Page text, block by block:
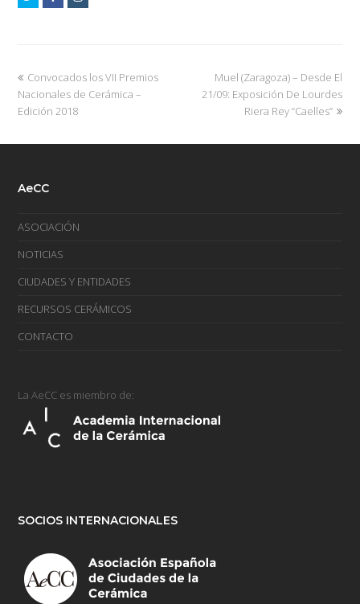
Convocados los VII Premios
Nacionales de Cerámica –
Edición 2018
Muel (Zaragoza) – Desde El
21/09: Exposición De Lourdes
Riera Rey “Caelles”
AeCC
ASOCIACIÓN
NOTICIAS
CIUDADES Y ENTIDADES
RECURSOS CERÁMICOS
CONTACTO
La AeCC es miembro de:
SOCIOS INTERNACIONALES